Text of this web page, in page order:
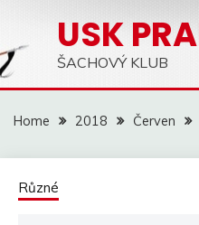
content
USK
ŠACHOVÝ KLUB
Home 2018 Červen
Různé